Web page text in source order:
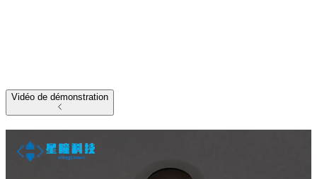
Vidéo de démonstration